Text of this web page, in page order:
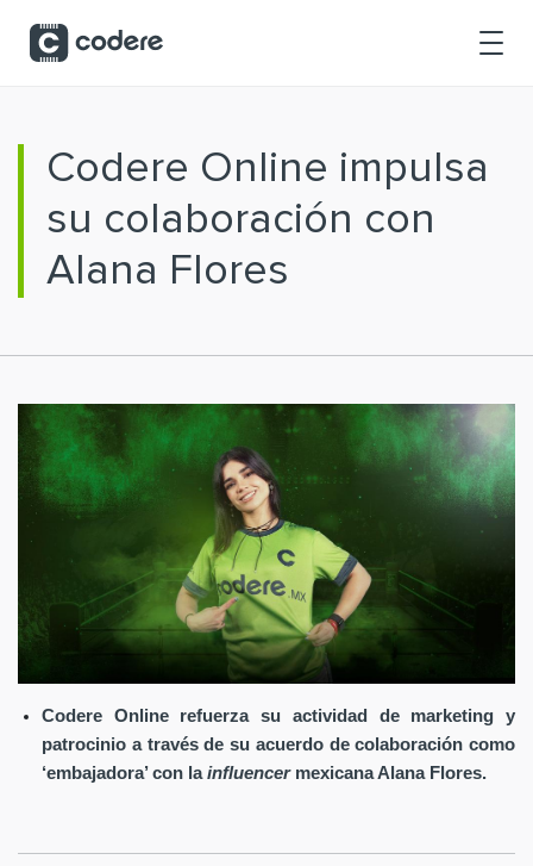
Codere Online impulsa
su colaboración con
Alana Flores
Codere Online refuerza su actividad de marketing y
patrocinio a través de su acuerdo de colaboración como
‘embajadora’ con lainfluencermexicana Alana Flores.